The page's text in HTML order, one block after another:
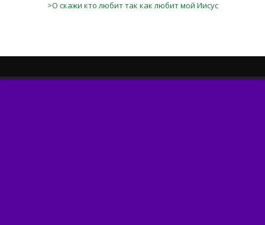
>О скажи кто любит так как любит мой Иисус